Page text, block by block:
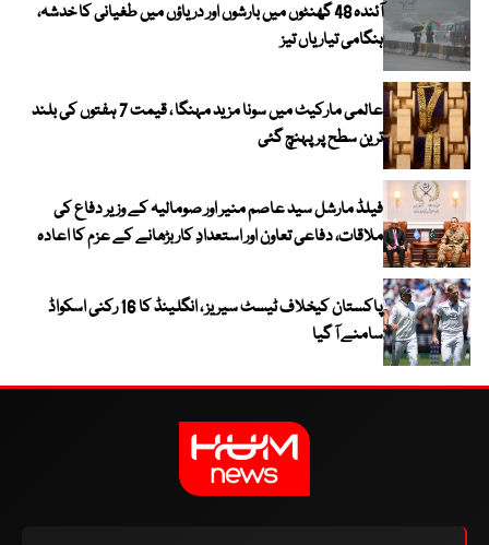
آئندہ 48 گھنٹوں میں بارشوں اور دریاؤں میں طغیانی کا خدشہ،
ہنگامی تیاریاں تیز
عالمی مارکیٹ میں سونا مزید مہنگا ، قیمت 7 ہفتوں کی بلند
ترین سطح پر پہنچ گئی
فیلڈ مارشل سید عاصم منیر اور صومالیہ کے وزیر دفاع کی
ملاقات، دفاعی تعاون اور استعدادِ کار بڑھانے کے عزم کا اعادہ
پاکستان کیخلاف ٹیسٹ سیریز ، انگلینڈ کا 16 رکنی اسکواڈ
سامنے آ گیا